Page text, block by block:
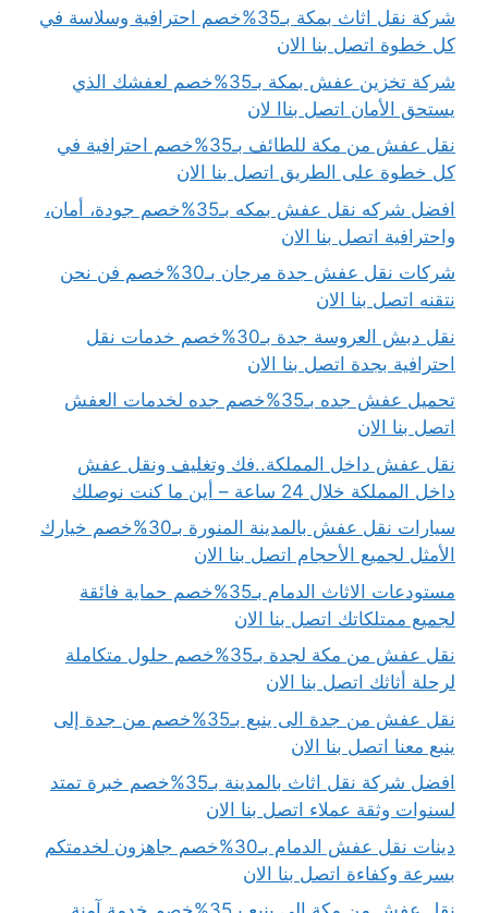
شركة نقل اثاث بمكة بـ35%خصم احترافية وسلاسة في
كل خطوة اتصل بنا الان
شركة تخزين عفش بمكة بـ35%خصم لعفشك الذي
يستحق الأمان اتصل بناا لان
نقل عفش من مكة للطائف بـ35%خصم احترافية في
كل خطوة على الطريق اتصل بنا الان
افضل شركه نقل عفش بمكه بـ35%خصم جودة، أمان،
واحترافية اتصل بنا الان
شركات نقل عفش جدة مرجان بـ30%خصم فن نحن
نتقنه اتصل بنا الان
نقل دبش العروسة جدة بـ30%خصم خدمات نقل
احترافية بجدة اتصل بنا الان
تحميل عفش جده بـ35%خصم جده لخدمات العفش
اتصل بنا الان
نقل عفش داخل المملكة..فك وتغليف ونقل عفش
داخل المملكة خلال 24 ساعة – أين ما كنت نوصلك
سيارات نقل عفش بالمدينة المنورة بـ30%خصم خيارك
الأمثل لجميع الأحجام اتصل بنا الان
مستودعات الاثاث الدمام بـ35%خصم حماية فائقة
لجميع ممتلكاتك اتصل بنا الان
نقل عفش من مكة لجدة بـ35%خصم حلول متكاملة
لرحلة أثاثك اتصل بنا الان
نقل عفش من جدة الى ينبع بـ35%خصم من جدة إلى
ينبع معنا اتصل بنا الان
افضل شركة نقل اثاث بالمدينة بـ35%خصم خبرة تمتد
لسنوات وثقة عملاء اتصل بنا الان
دينات نقل عفش الدمام بـ30%خصم جاهزون لخدمتكم
بسرعة وكفاءة اتصل بنا الان